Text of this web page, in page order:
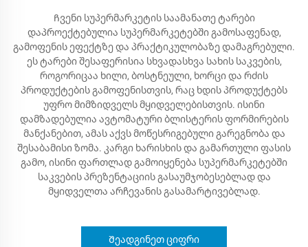
Ჩვენი სუპერმარკეტის საამანათე ტარები
დაპროექტებულია სუპერმარკეტებში გამოსაფენად,
გამოფენის ეფექტზე და პრაქტიკულობაზე დამაგრებული.
ეს ტარები შესაფერისია სხვადასხვა სახის საკვების,
როგორიცაა ხილი, ბოსტნეული, ხორცი და რძის
პროდუქტების გამოფენისთვის, რაც ხდის პროდუქტებს
უფრო მიმზიდველს მყიდველებისთვის. ისინი
დამზადებულია ავტომატური ბლისტერის ფორმირების
მანქანებით, ამას აქვს მოწესრიგებული გარეგნობა და
შესაბამისი ზომა. კარგი ხარისხის და გამართული ფასის
გამო, ისინი ფართლად გამოიყენება სუპერმარკეტებში
საკვების პრეზენტაციის გასაუმჯობესებლად და
მყიდველთა არჩევანის გასამარტივებლად.
Შეადგინეთ ციფრი